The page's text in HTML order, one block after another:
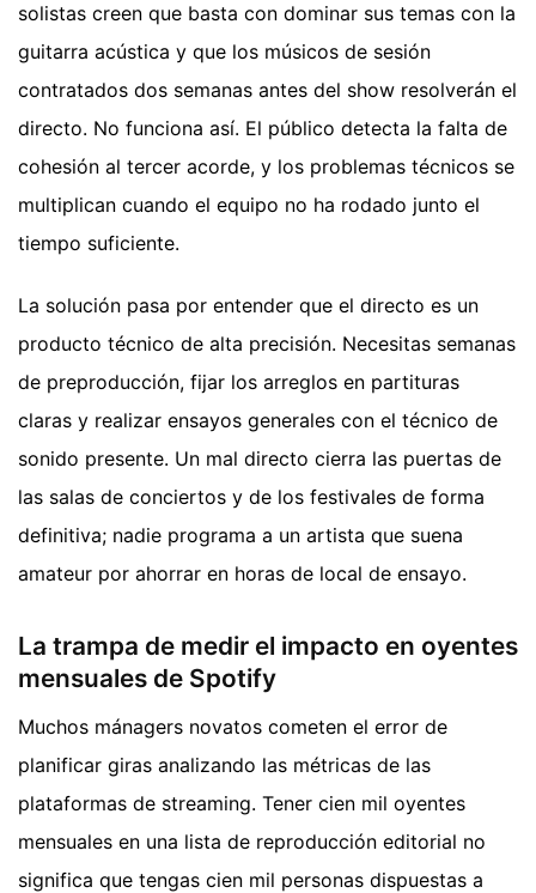
solistas creen que basta con dominar sus temas con la
guitarra acústica y que los músicos de sesión
contratados dos semanas antes del show resolverán el
directo. No funciona así. El público detecta la falta de
cohesión al tercer acorde, y los problemas técnicos se
multiplican cuando el equipo no ha rodado junto el
tiempo suficiente.
La solución pasa por entender que el directo es un
producto técnico de alta precisión. Necesitas semanas
de preproducción, fijar los arreglos en partituras
claras y realizar ensayos generales con el técnico de
sonido presente. Un mal directo cierra las puertas de
las salas de conciertos y de los festivales de forma
definitiva; nadie programa a un artista que suena
amateur por ahorrar en horas de local de ensayo.
La trampa de medir el impacto en oyentes
mensuales de Spotify
Muchos mánagers novatos cometen el error de
planificar giras analizando las métricas de las
plataformas de streaming. Tener cien mil oyentes
mensuales en una lista de reproducción editorial no
significa que tengas cien mil personas dispuestas a